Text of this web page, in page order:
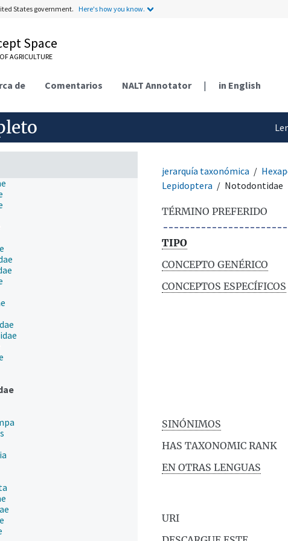
States government. Here's how you know.
Space
AGRICULTURE
de Comentarios NALT Annotator | in English
jerarquía taxonómica
Lepidoptera
Notodontidae
TÉRMINO PREFERIDO
TIPO
CONCEPTO GENÉRICO
CONCEPTOS ESPECÍFICOS
SINÓNIMOS
HAS TAXONOMIC RANK
EN OTRAS LENGUAS
URI